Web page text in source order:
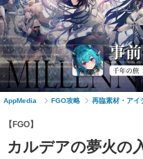
AppMedia FGO攻略 再臨素材・アイ
【FGO】
カルデアの夢火の